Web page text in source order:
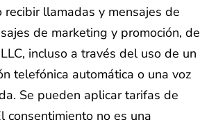
recibir llamadas y mensajes de
de marketing y promoción, de
incluso a través del uso de un
telefónica automática o una voz
Se pueden aplicar tarifas de
consentimiento no es una